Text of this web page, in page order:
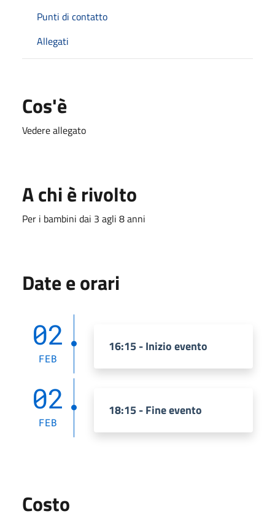
Punti di contatto
Allegati
Cos'è
Vedere allegato
A chi è rivolto
Per i bambini dai 3 agli 8 anni
Date e orari
02
FEB
16:15 - Inizio evento
02
FEB
18:15 - Fine evento
Costo